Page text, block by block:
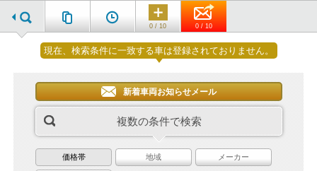
0 / 10 0 / 10
現在、検索条件に一致する車は登録されておりません。
新着車両お知らせメール
複数の条件で検索
価格帯 地域 メーカー